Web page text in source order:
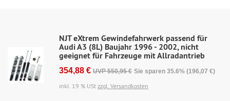
NJT eXtrem Gewindefahrwerk passend für
Audi A3 (8L) Baujahr 1996 - 2002, nicht
geeignet für Fahrzeuge mit Allradantrieb
354,88 € UVP 550,95 € Sie sparen 35.6% (196,07 €)
inkl. 19 % USt zzgl. Versandkosten